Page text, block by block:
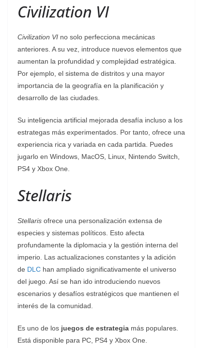
Civilization VI
Civilization VI no solo perfecciona mecánicas
anteriores. A su vez, introduce nuevos elementos que
aumentan la profundidad y complejidad estratégica.
Por ejemplo, el sistema de distritos y una mayor
importancia de la geografía en la planificación y
desarrollo de las ciudades.
Su inteligencia artificial mejorada desafía incluso a los
estrategas más experimentados. Por tanto, ofrece una
experiencia rica y variada en cada partida. Puedes
jugarlo en Windows, MacOS, Linux, Nintendo Switch,
PS4 y Xbox One.
Stellaris
Stellaris ofrece una personalización extensa de
especies y sistemas políticos. Esto afecta
profundamente la diplomacia y la gestión interna del
imperio. Las actualizaciones constantes y la adición
de DLC han ampliado significativamente el universo
del juego. Así se han ido introduciendo nuevos
escenarios y desafíos estratégicos que mantienen el
interés de la comunidad.
Es uno de los juegos de estrategia más populares.
Está disponible para PC, PS4 y Xbox One.